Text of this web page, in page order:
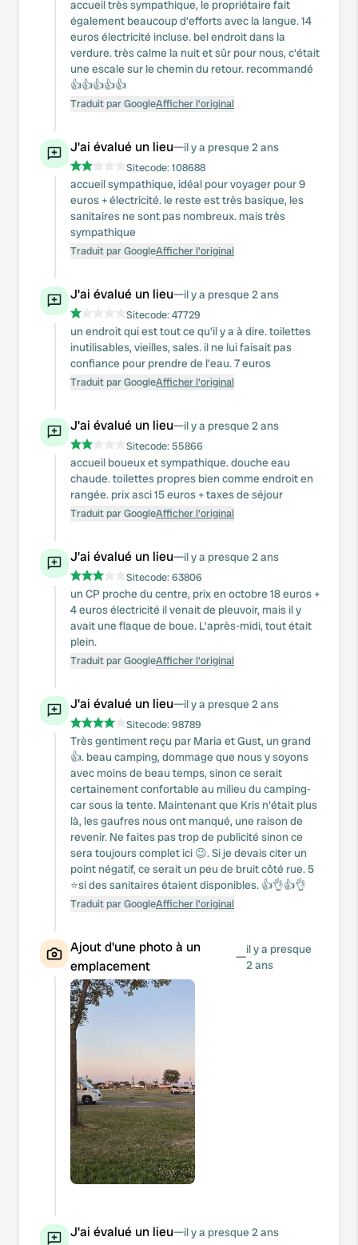
accueil très sympathique, le propriétaire fait
également beaucoup d'efforts avec la langue. 14
euros électricité incluse. bel endroit dans la
verdure. très calme la nuit et sûr pour nous, c'était
une escale sur le chemin du retour. recommandé
👍👍👍👍👍
Traduit par GoogleAfficher l'original
J'ai évalué un lieu—il y a presque 2 ans
Sitecode:108688
accueil sympathique, idéal pour voyager pour 9
euros + électricité. le reste est très basique, les
sanitaires ne sont pas nombreux. mais très
sympathique
Traduit par GoogleAfficher l'original
J'ai évalué un lieu—il y a presque 2 ans
Sitecode:47729
un endroit qui est tout ce qu'il y a à dire. toilettes
inutilisables, vieilles, sales. il ne lui faisait pas
confiance pour prendre de l'eau. 7 euros
Traduit par GoogleAfficher l'original
J'ai évalué un lieu—il y a presque 2 ans
Sitecode:55866
accueil boueux et sympathique. douche eau
chaude. toilettes propres bien comme endroit en
rangée. prix asci 15 euros + taxes de séjour
Traduit par GoogleAfficher l'original
J'ai évalué un lieu—il y a presque 2 ans
Sitecode:63806
un CP proche du centre, prix en octobre 18 euros +
4 euros électricité il venait de pleuvoir, mais il y
avait une flaque de boue. L'après-midi, tout était
plein.
Traduit par GoogleAfficher l'original
J'ai évalué un lieu—il y a presque 2 ans
Sitecode:98789
Très gentiment reçu par Maria et Gust, un grand
👍. beau camping, dommage que nous y soyons
avec moins de beau temps, sinon ce serait
certainement confortable au milieu du camping-
car sous la tente. Maintenant que Kris n'était plus
là, les gaufres nous ont manqué, une raison de
revenir. Ne faites pas trop de publicité sinon ce
sera toujours complet ici 😉. Si je devais citer un
point négatif, ce serait un peu de bruit côté rue. 5
⭐️si des sanitaires étaient disponibles. 👍👌👍👌
Traduit par GoogleAfficher l'original
Ajout d'une photo à un
emplacement
—il y a presque
2 ans
J'ai évalué un lieu—il y a presque 2 ans